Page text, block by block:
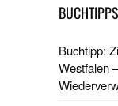
BUCHTIPPS
Buchtipp:
Westfalen